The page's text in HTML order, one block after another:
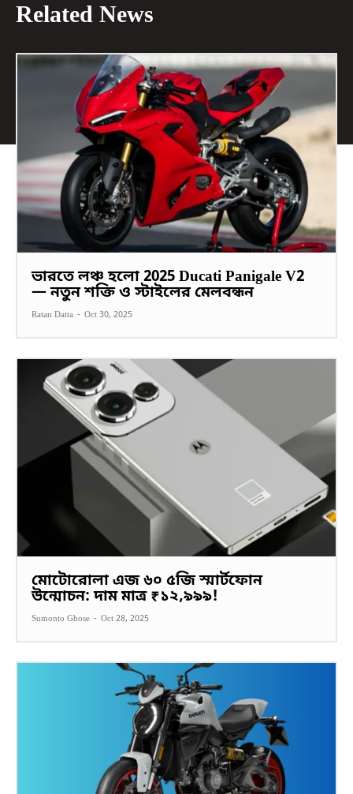
Related News
ভারতে লঞ্চ হলো 2025 Ducati Panigale V2
— নতুন শক্তি ও স্টাইলের মেলবন্ধন
Ratan Datta - Oct 30, 2025
মোটোরোলা এজ ৬০ ৫জি স্মার্টফোন
উন্মোচন: দাম মাত্র ₹১২,৯৯৯!
Sumonto Ghose - Oct 28, 2025